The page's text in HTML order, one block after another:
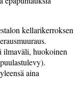
kellarikerroksen
ilmaväli, huokoinen
aina